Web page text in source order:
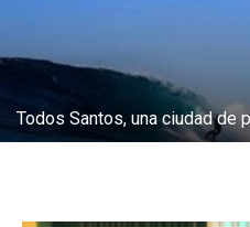
Todos Santos, una ciudad de